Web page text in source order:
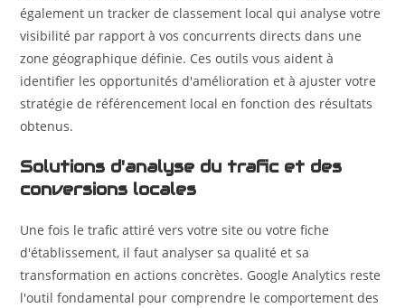
également un tracker de classement local qui analyse votre
visibilité par rapport à vos concurrents directs dans une
zone géographique définie. Ces outils vous aident à
identifier les opportunités d'amélioration et à ajuster votre
stratégie de référencement local en fonction des résultats
obtenus.
Solutions d'analyse du trafic et des
conversions locales
Une fois le trafic attiré vers votre site ou votre fiche
d'établissement, il faut analyser sa qualité et sa
transformation en actions concrètes. Google Analytics reste
l'outil fondamental pour comprendre le comportement des